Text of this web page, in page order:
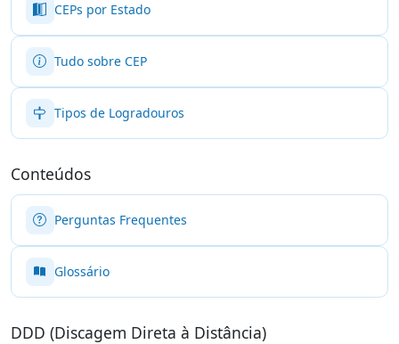
CEPs por Estado
Tudo sobre CEP
Tipos de Logradouros
Conteúdos
Perguntas Frequentes
Glossário
DDD (Discagem Direta à Distância)